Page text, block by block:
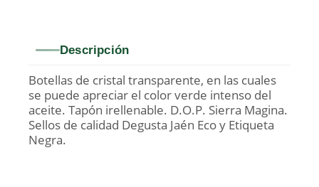
Descripción
Botellas de cristal transparente, en las cuales
se puede apreciar el color verde intenso del
aceite. Tapón irellenable. D.O.P. Sierra Magina.
Sellos de calidad Degusta Jaén Eco y Etiqueta
Negra.